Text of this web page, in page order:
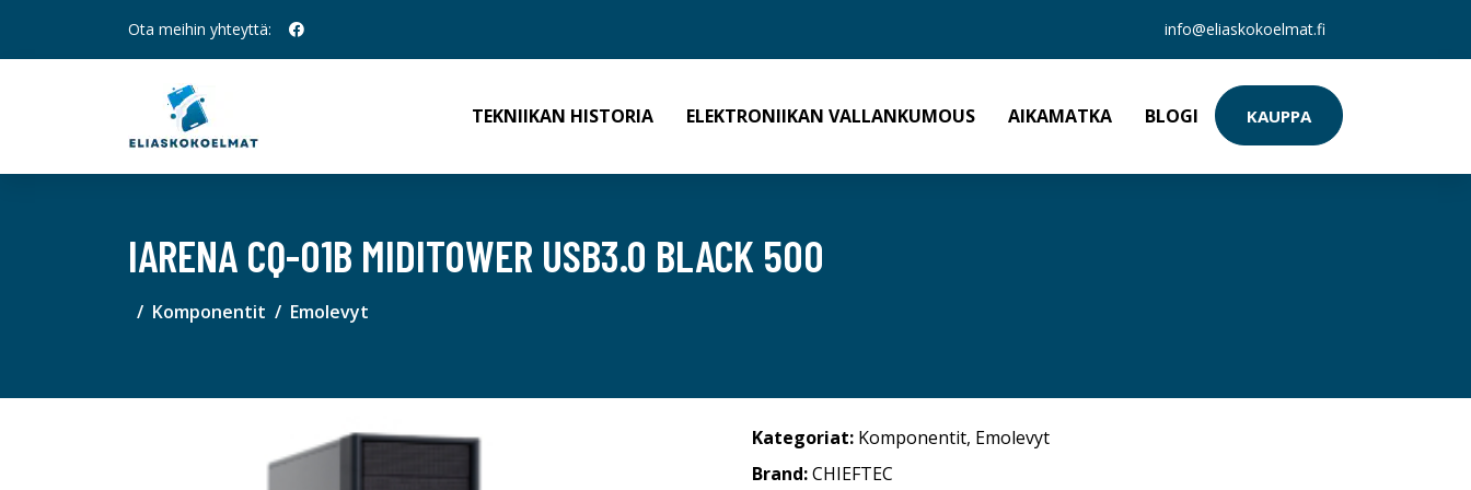
Ota meihin yhteyttä: info@eliaskokoelmat.fi
TEKNIIKAN HISTORIA ELEKTRONIIKAN VALLANKUMOUS AIKAMATKA BLOGI KAUPPA
IARENA CQ-01B MIDITOWER USB3.0 BLACK 500
Komponentit Emolevyt
Kategoriat: Komponentit, Emolevyt
Brand:CHIEFTEC